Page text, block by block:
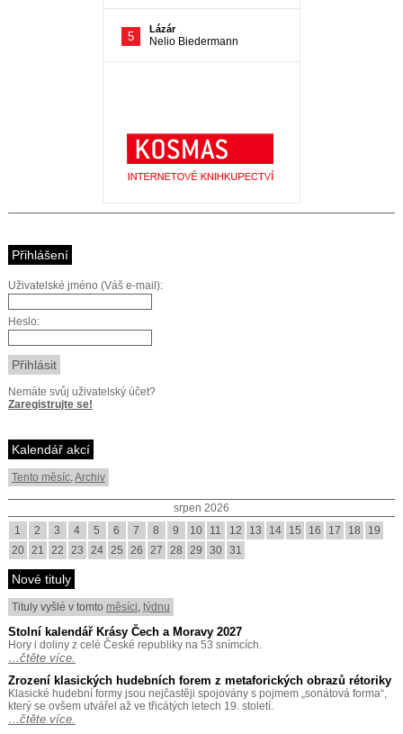
Přihlášení
Uživatelské jméno (Váš e-mail):
Heslo:
Nemáte svůj uživatelský účet?
Zaregistrujte se!
Kalendář akcí
Tento měsíc,Archiv
srpen 2026
1
2 3 4 5 6 7 8 9 10 11 12 13 14 15 16 17 18
19
20 21 22 23 24 25 26 27 28 29 30 31
Nové tituly
Tituly vyšlé v tomto měsíci, týdnu
Stolní kalendář Krásy Čech a Moravy 2027
Hory i doliny z celé České republiky na 53 snímcích.
…čtěte více.
Zrození klasických hudebních forem z metaforických obrazů rétoriky
Klasické hudební formy jsou nejčastěji spojovány s pojmem „sonátová forma“,
který se ovšem utvářel až ve třicátých letech 19. století.
…čtěte více.